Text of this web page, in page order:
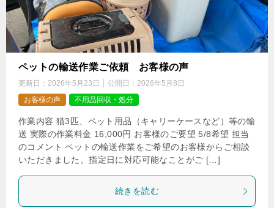
ペットの輸送作業ご依頼 お客様の声
更新日： 2026年5月23日 公開日： 2026年5月8日
お客様の声
不用品回収・処分
作業内容 猫3匹、ペット用品（キャリーケースなど）等の輸
送 実際の作業料金 16,000円 お客様のご要望 5/8希望 担当
のコメント ペットの輸送作業をご希望のお客様からご相談
いただきました。指定日に対応可能なことがご […]
続きを読む